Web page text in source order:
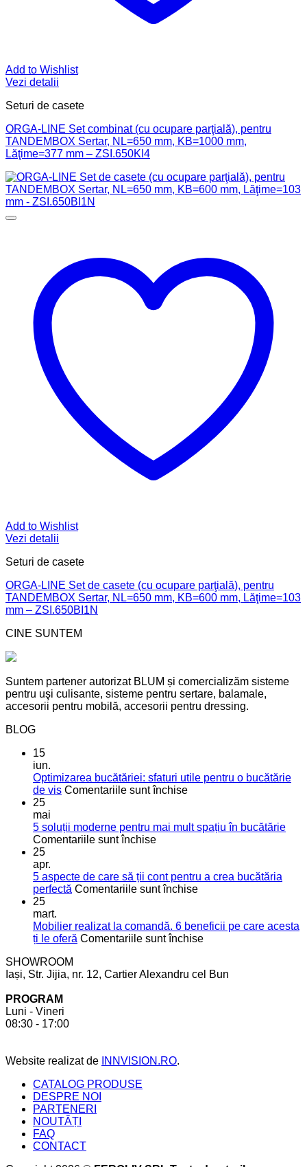
Add to Wishlist
Vezi detalii
Seturi de casete
ORGA-LINE Set combinat (cu ocupare parţială), pentru
TANDEMBOX Sertar, NL=650 mm, KB=1000 mm,
Lăţime=377 mm – ZSI.650KI4
Add to Wishlist
Vezi detalii
Seturi de casete
ORGA-LINE Set de casete (cu ocupare parţială), pentru
TANDEMBOX Sertar, NL=650 mm, KB=600 mm, Lăţime=103
mm – ZSI.650BI1N
CINE SUNTEM
Suntem partener autorizat BLUM și comercializăm sisteme
pentru uşi culisante, sisteme pentru sertare, balamale,
accesorii pentru mobilă, accesorii pentru dressing.
BLOG
15
iun.
Optimizarea bucătăriei: sfaturi utile pentru o bucătărie
de vis Comentariile sunt închisepentru
sfaturi
bucătărie
de
25
mai
5 soluții moderne pentru mai mult spațiu în bucătărie
Comentariile sunt închisepentru
moderne
pentru
spațiu
în
25
apr.
5 aspecte de care să ții cont pentru a crea bucătăria
perfectă Comentariile sunt închisepentru
de
care
cont
25
mart.
Mobilier realizat la comandă. 6 beneficii pe care acesta
ți le oferă Comentariile sunt închisepentru
la
SHOWROOM
Iași, Str. Jijia, nr. 12, Cartier Alexandru cel Bun
PROGRAM
Luni - Vineri
08:30 - 17:00
Website realizat de INNVISION.RO.
CATALOG PRODUSE
DESPRE NOI
PARTENERI
NOUTĂȚI
FAQ
CONTACT